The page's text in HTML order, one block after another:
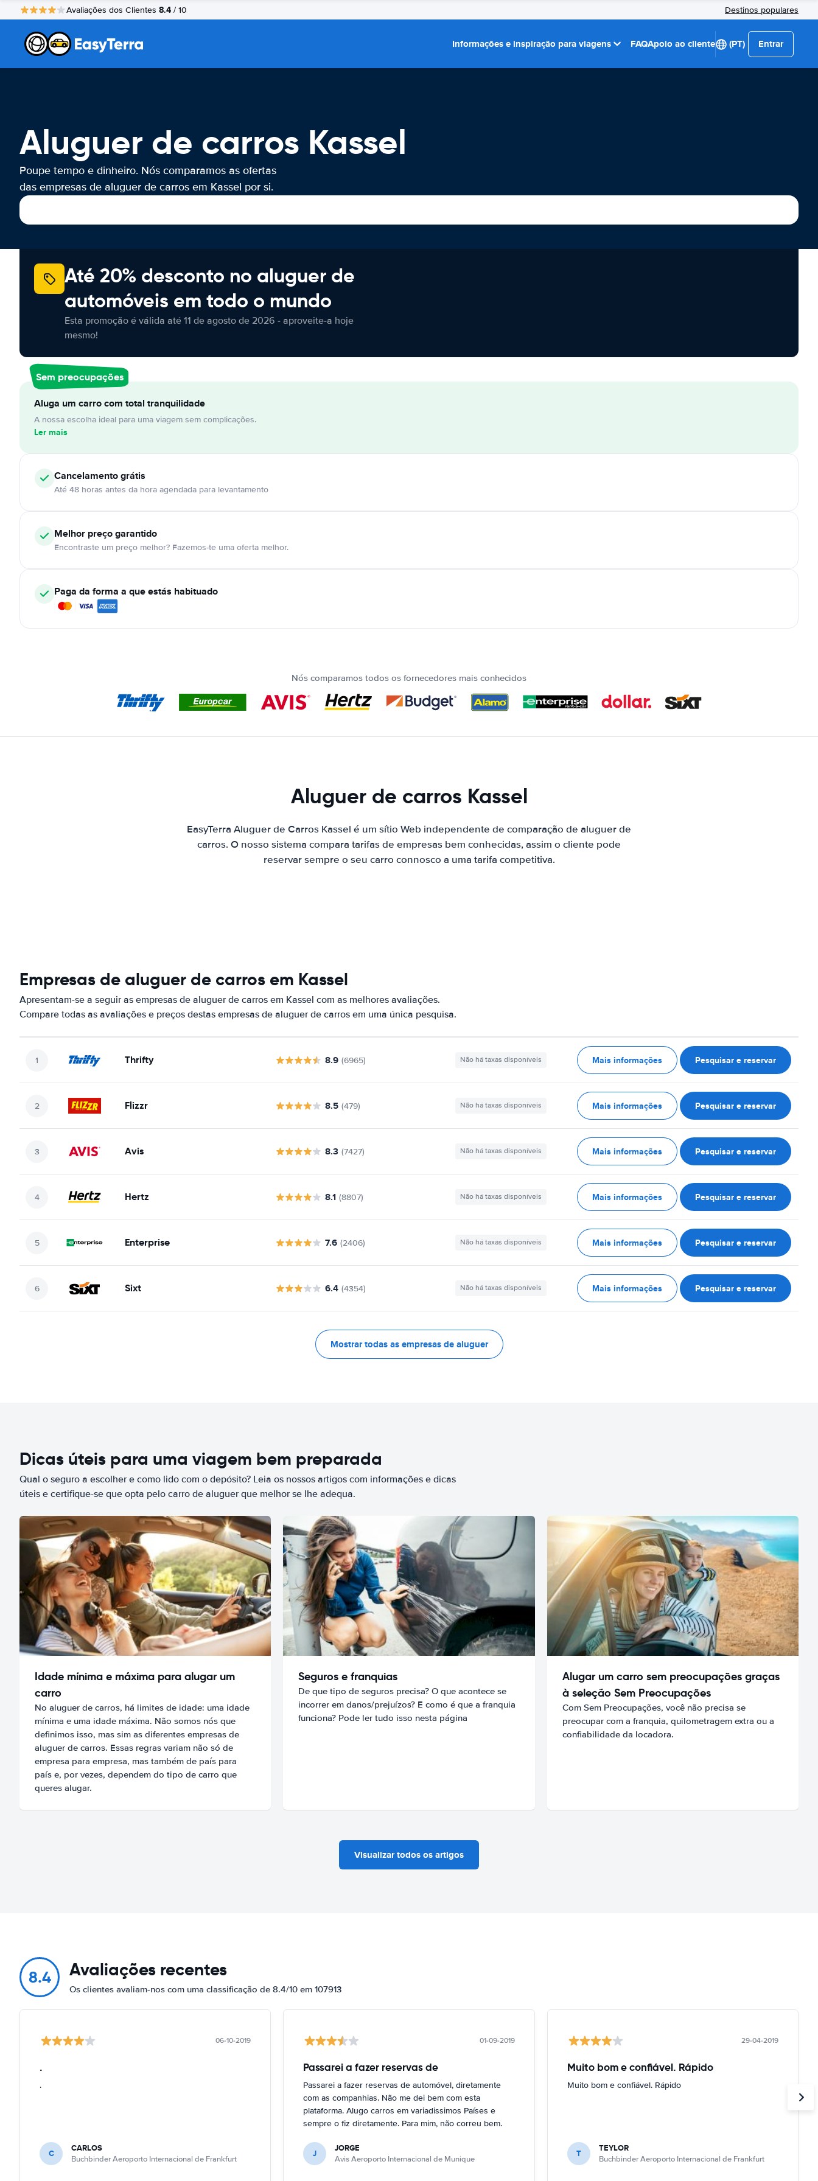
Avaliações dos Clientes 8.4 / 10 Destinos populares
Informações e inspiração para viagens FAQApoio ao cliente (PT) Entrar
Aluguer de carros Kassel
Poupe tempo e dinheiro. Nós comparamos as ofertas
das empresas de aluguer de carros em Kassel por si.
Até 20% desconto no aluguer de
automóveis em todo o mundo
Esta promoção é válida até 11 de agosto de 2026 - aproveite-a hoje
mesmo!
Sem preocupações
Aluga um carro com total tranquilidade
A nossa escolha ideal para uma viagem sem complicações.
Ler mais
Cancelamentográtis
Até 48 horas antes da hora agendada para levantamento
Melhor preço garantido
Encontraste um preço melhor? Fazemos-te uma oferta melhor.
Paga da forma a que estás habituado
Nós comparamos todos os fornecedores mais conhecidos
Aluguer de carros Kassel
EasyTerra Aluguer de Carros Kassel é um sítio Web independente de comparação de aluguer de
carros. O nosso sistema compara tarifas de empresas bem conhecidas, assim o cliente pode
reservar sempre o seu carro connosco a uma tarifa competitiva.
Empresas de aluguer de carros em Kassel
Apresentam-se a seguir as empresas de aluguer de carros em Kassel com as melhores avaliações.
Compare todas as avaliações e preços destas empresas de aluguer de carros em uma única pesquisa.
Thrifty 8.9 (6965) Não há taxas disponíveis Mais informações Pesquisar e reservar
Flizzr 8.5 (479) Não há taxas disponíveis Mais informações Pesquisar e reservar
Avis 8.3 (7427) Não há taxas disponíveis Mais informações Pesquisar e reservar
Hertz 8.1 (8807) Não há taxas disponíveis Mais informações Pesquisar e reservar
Enterprise 7.6 (2406) Não há taxas disponíveis Mais informações Pesquisar e reservar
Sixt 6.4 (4354) Não há taxas disponíveis Mais informações Pesquisar e reservar
Mostrar todas as empresas de aluguer
Dicas úteis para uma viagem bem preparada
Qual o seguro a escolher e como lido com o depósito? Leia os nossos artigos com informações e dicas
úteis e certifique-se que opta pelo carro de aluguer que melhor se lhe adequa.
Idade mínima e máxima para alugar um
carro
No aluguer de carros, há limites de idade: uma idade
mínima e uma idade máxima. Não somos nós que
definimos isso, mas sim as diferentes empresas de
aluguer de carros. Essas regras variam não só de
empresa para empresa, mas também de país para
país e, por vezes, dependem do tipo de carro que
queres alugar.
Seguros e franquias
De que tipo de seguros precisa? O que acontece se
incorrer em danos/prejuízos? E como é que a franquia
funciona? Pode ler tudo isso nesta página
Alugar um carro sem preocupações graças
à seleção Sem Preocupações
Com Sem Preocupações, você não precisa se
preocupar com a franquia, quilometragem extra ou a
confiabilidade da locadora.
Visualizar todos os artigos
8.4 Avaliações recentes
Os clientes avaliam-nos com uma classificação de 8.4/10 em 107913
06-10-2019
.
.
C CARLOS
Buchbinder Aeroporto Internacional de Frankfurt
01-09-2019
Passarei a fazer reservas de
Passarei a fazer reservas de automóvel, diretamente
com as companhias. Não me dei bem com esta
plataforma. Alugo carros em variadissimos Países e
sempre o fiz diretamente. Para mim, não correu bem.
J JORGE
Avis Aeroporto Internacional de Munique
29-04-2019
Muito bom e confiável. Rápido
Muito bom e confiável. Rápido
T TEYLOR
Buchbinder Aeroporto Internacional de Frankfurt